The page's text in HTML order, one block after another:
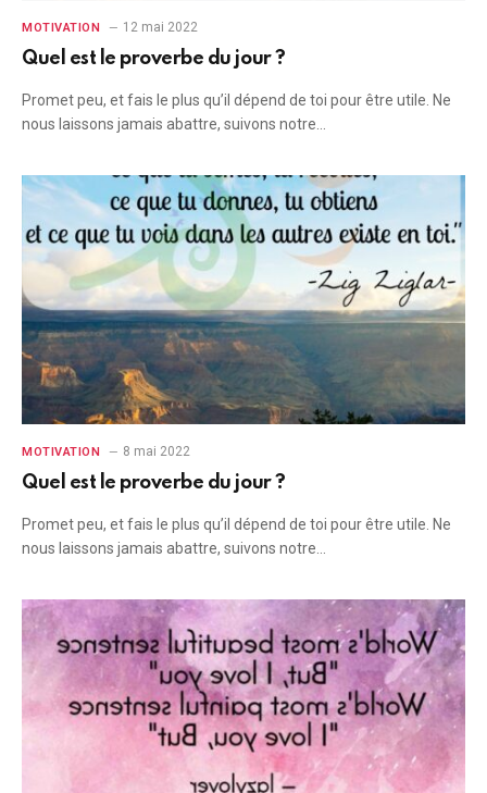
MOTIVATION 12 mai 2022
Quel est le proverbe du jour ?
Promet peu, et fais le plus qu’il dépend de toi pour être utile. Ne
nous laissons jamais abattre, suivons notre…
MOTIVATION 8 mai 2022
Quel est le proverbe du jour ?
Promet peu, et fais le plus qu’il dépend de toi pour être utile. Ne
nous laissons jamais abattre, suivons notre…